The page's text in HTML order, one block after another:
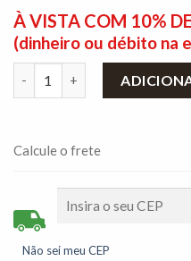
À VISTA COM 10%
(dinheiro ou débito na
Calcule o frete
Não sei meu CEP